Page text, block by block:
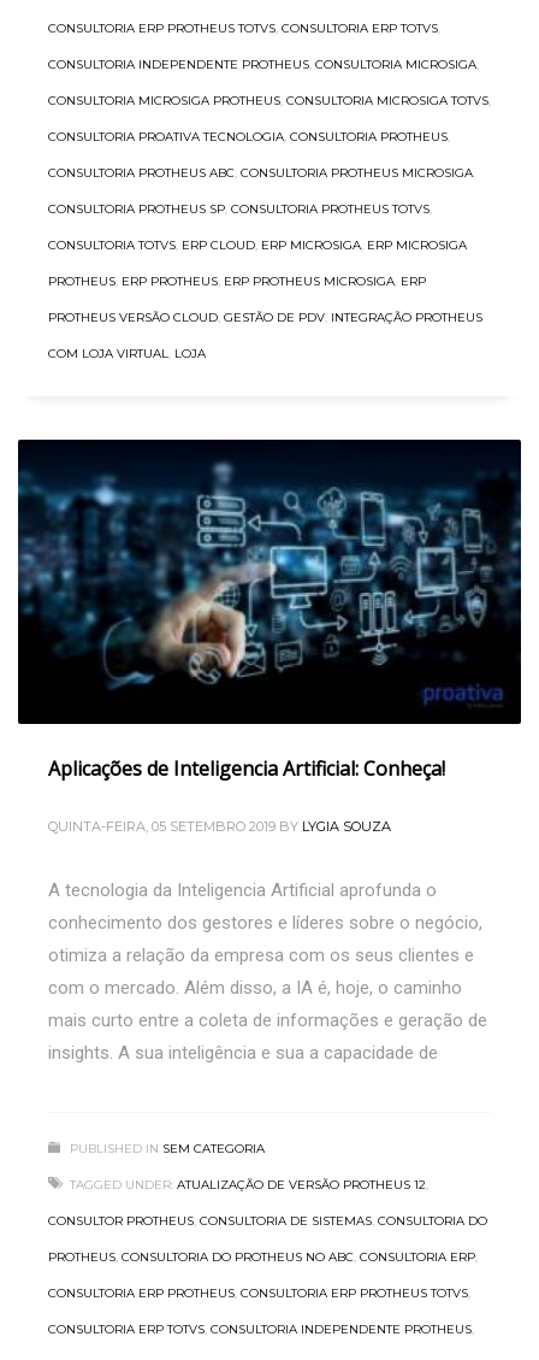
CONSULTORIA ERP PROTHEUS TOTVS, CONSULTORIA ERP TOTVS,
CONSULTORIA INDEPENDENTE PROTHEUS, CONSULTORIA MICROSIGA,
CONSULTORIA MICROSIGA PROTHEUS, CONSULTORIA MICROSIGA TOTVS,
CONSULTORIA PROATIVA TECNOLOGIA, CONSULTORIA PROTHEUS,
CONSULTORIA PROTHEUS ABC, CONSULTORIA PROTHEUS MICROSIGA,
CONSULTORIA PROTHEUS SP, CONSULTORIA PROTHEUS TOTVS,
CONSULTORIA TOTVS, ERP CLOUD, ERP MICROSIGA, ERP MICROSIGA
PROTHEUS, ERP PROTHEUS, ERP PROTHEUS MICROSIGA, ERP
PROTHEUS VERSÃO CLOUD, GESTÃO DE PDV, INTEGRAÇÃO PROTHEUS
COM LOJA VIRTUAL, LOJA
Aplicações de Inteligencia Artificial: Conheça!
QUINTA-FEIRA, 05 SETEMBRO 2019 BY LYGIA SOUZA
A tecnologia da Inteligencia Artificial aprofunda o
conhecimento dos gestores e líderes sobre o negócio,
otimiza a relação da empresa com os seus clientes e
com o mercado. Além disso, a IA é, hoje, o caminho
mais curto entre a coleta de informações e geração de
insights. A sua inteligência e sua a capacidade de
PUBLISHED IN SEM CATEGORIA
TAGGED UNDER: ATUALIZAÇÃO DE VERSÃO PROTHEUS 12,
CONSULTOR PROTHEUS, CONSULTORIA DE SISTEMAS, CONSULTORIA DO
PROTHEUS, CONSULTORIA DO PROTHEUS NO ABC, CONSULTORIA ERP,
CONSULTORIA ERP PROTHEUS, CONSULTORIA ERP PROTHEUS TOTVS,
CONSULTORIA ERP TOTVS, CONSULTORIA INDEPENDENTE PROTHEUS,